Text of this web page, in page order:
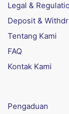
Legal &
Deposit &
Tentang Kami
FAQ
Kontak Kami
Pengaduan